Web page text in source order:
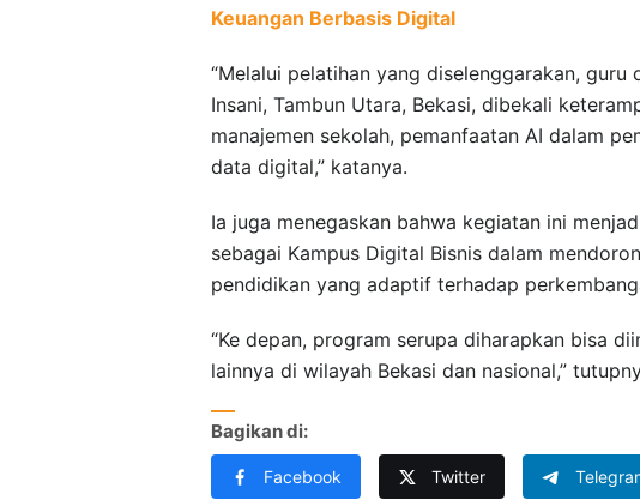
Keuangan Berbasis Digital
“Melalui pelatihan yang diselenggarakan,
Insani, Tambun Utara, Bekasi, dibekali
manajemen sekolah, pemanfaatan AI dalam
data digital,” katanya.
Ia juga menegaskan bahwa kegiatan ini
sebagai Kampus Digital Bisnis dalam
pendidikan yang adaptif terhadap
“Ke depan, program serupa diharapkan bisa
lainnya di wilayah Bekasi dan nasional,”
Bagikan di:
Facebook Twitter